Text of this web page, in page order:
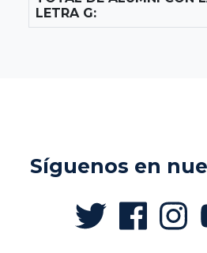
LETRA G:
Síguenos en